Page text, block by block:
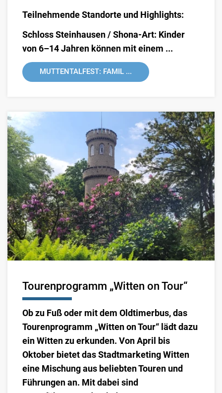
Teilnehmende Standorte und Highlights:
Schloss Steinhausen / Shona-Art: Kinder
von 6–14 Jahren können mit einem ...
MUTTENTALFEST: FAMIL ...
Tourenprogramm „Witten on Tour“
Ob zu Fuß oder mit dem Oldtimerbus, das
Tourenprogramm „Witten on Tour“ lädt dazu
ein Witten zu erkunden. Von April bis
Oktober bietet das Stadtmarketing Witten
eine Mischung aus beliebten Touren und
Führungen an. Mit dabei sind